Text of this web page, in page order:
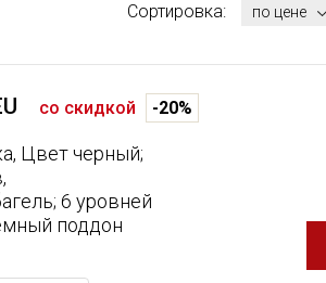
Сортировка: по цене
со скидкой -20%
Цвет черный;
6 уровней
поддон